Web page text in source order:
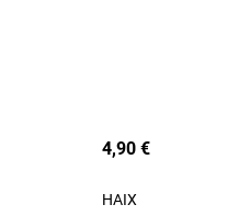
4,90 €
HAIX